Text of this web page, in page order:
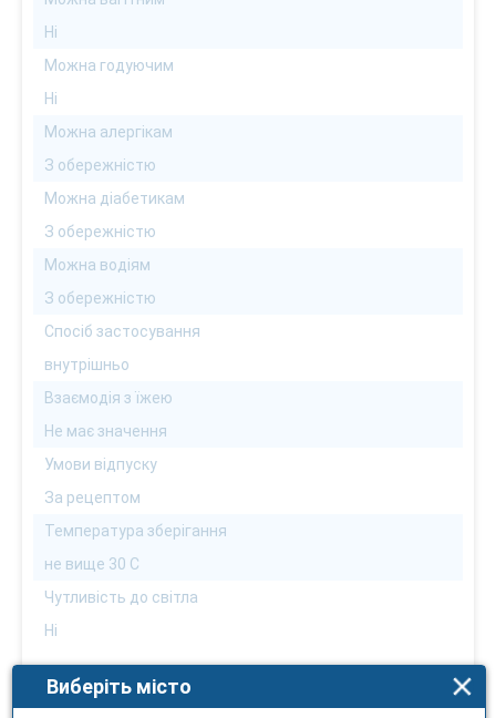
Ні
Можна годуючим
Ні
Можна алергікам
З обережністю
Можна діабетикам
З обережністю
Можна водіям
З обережністю
Спосіб застосування
внутрішньо
Взаємодія з їжею
Не має значення
Умови відпуску
За рецептом
Температура зберігання
не вище 30 С
Чутливість до світла
Ні
Фармакотерапевтична група
Виберіть місто